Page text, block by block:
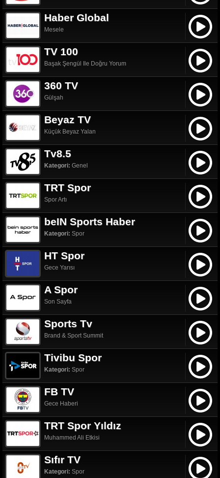
Haber Global
Mesele
TV 100
Başak Şengül Ile Doğru Yorum
360 TV
Gülşah
Beyaz TV
Küçük Beyaz Yalan
Tv8.5
Kategori: Genel
TRT Spor
Spor Artı
beIN Sports Haber
Kategori: Spor
HT Spor
Gece Yarısı
A Spor
Son Sayfa
Sports Tv
Brand & Sport Summit
Tivibu Spor
Kategori: Spor
FB TV
Gece Haberi
TRT Spor Yıldız
Muhammed Ali Etkisi
Sıfır TV
Kategori: Spor